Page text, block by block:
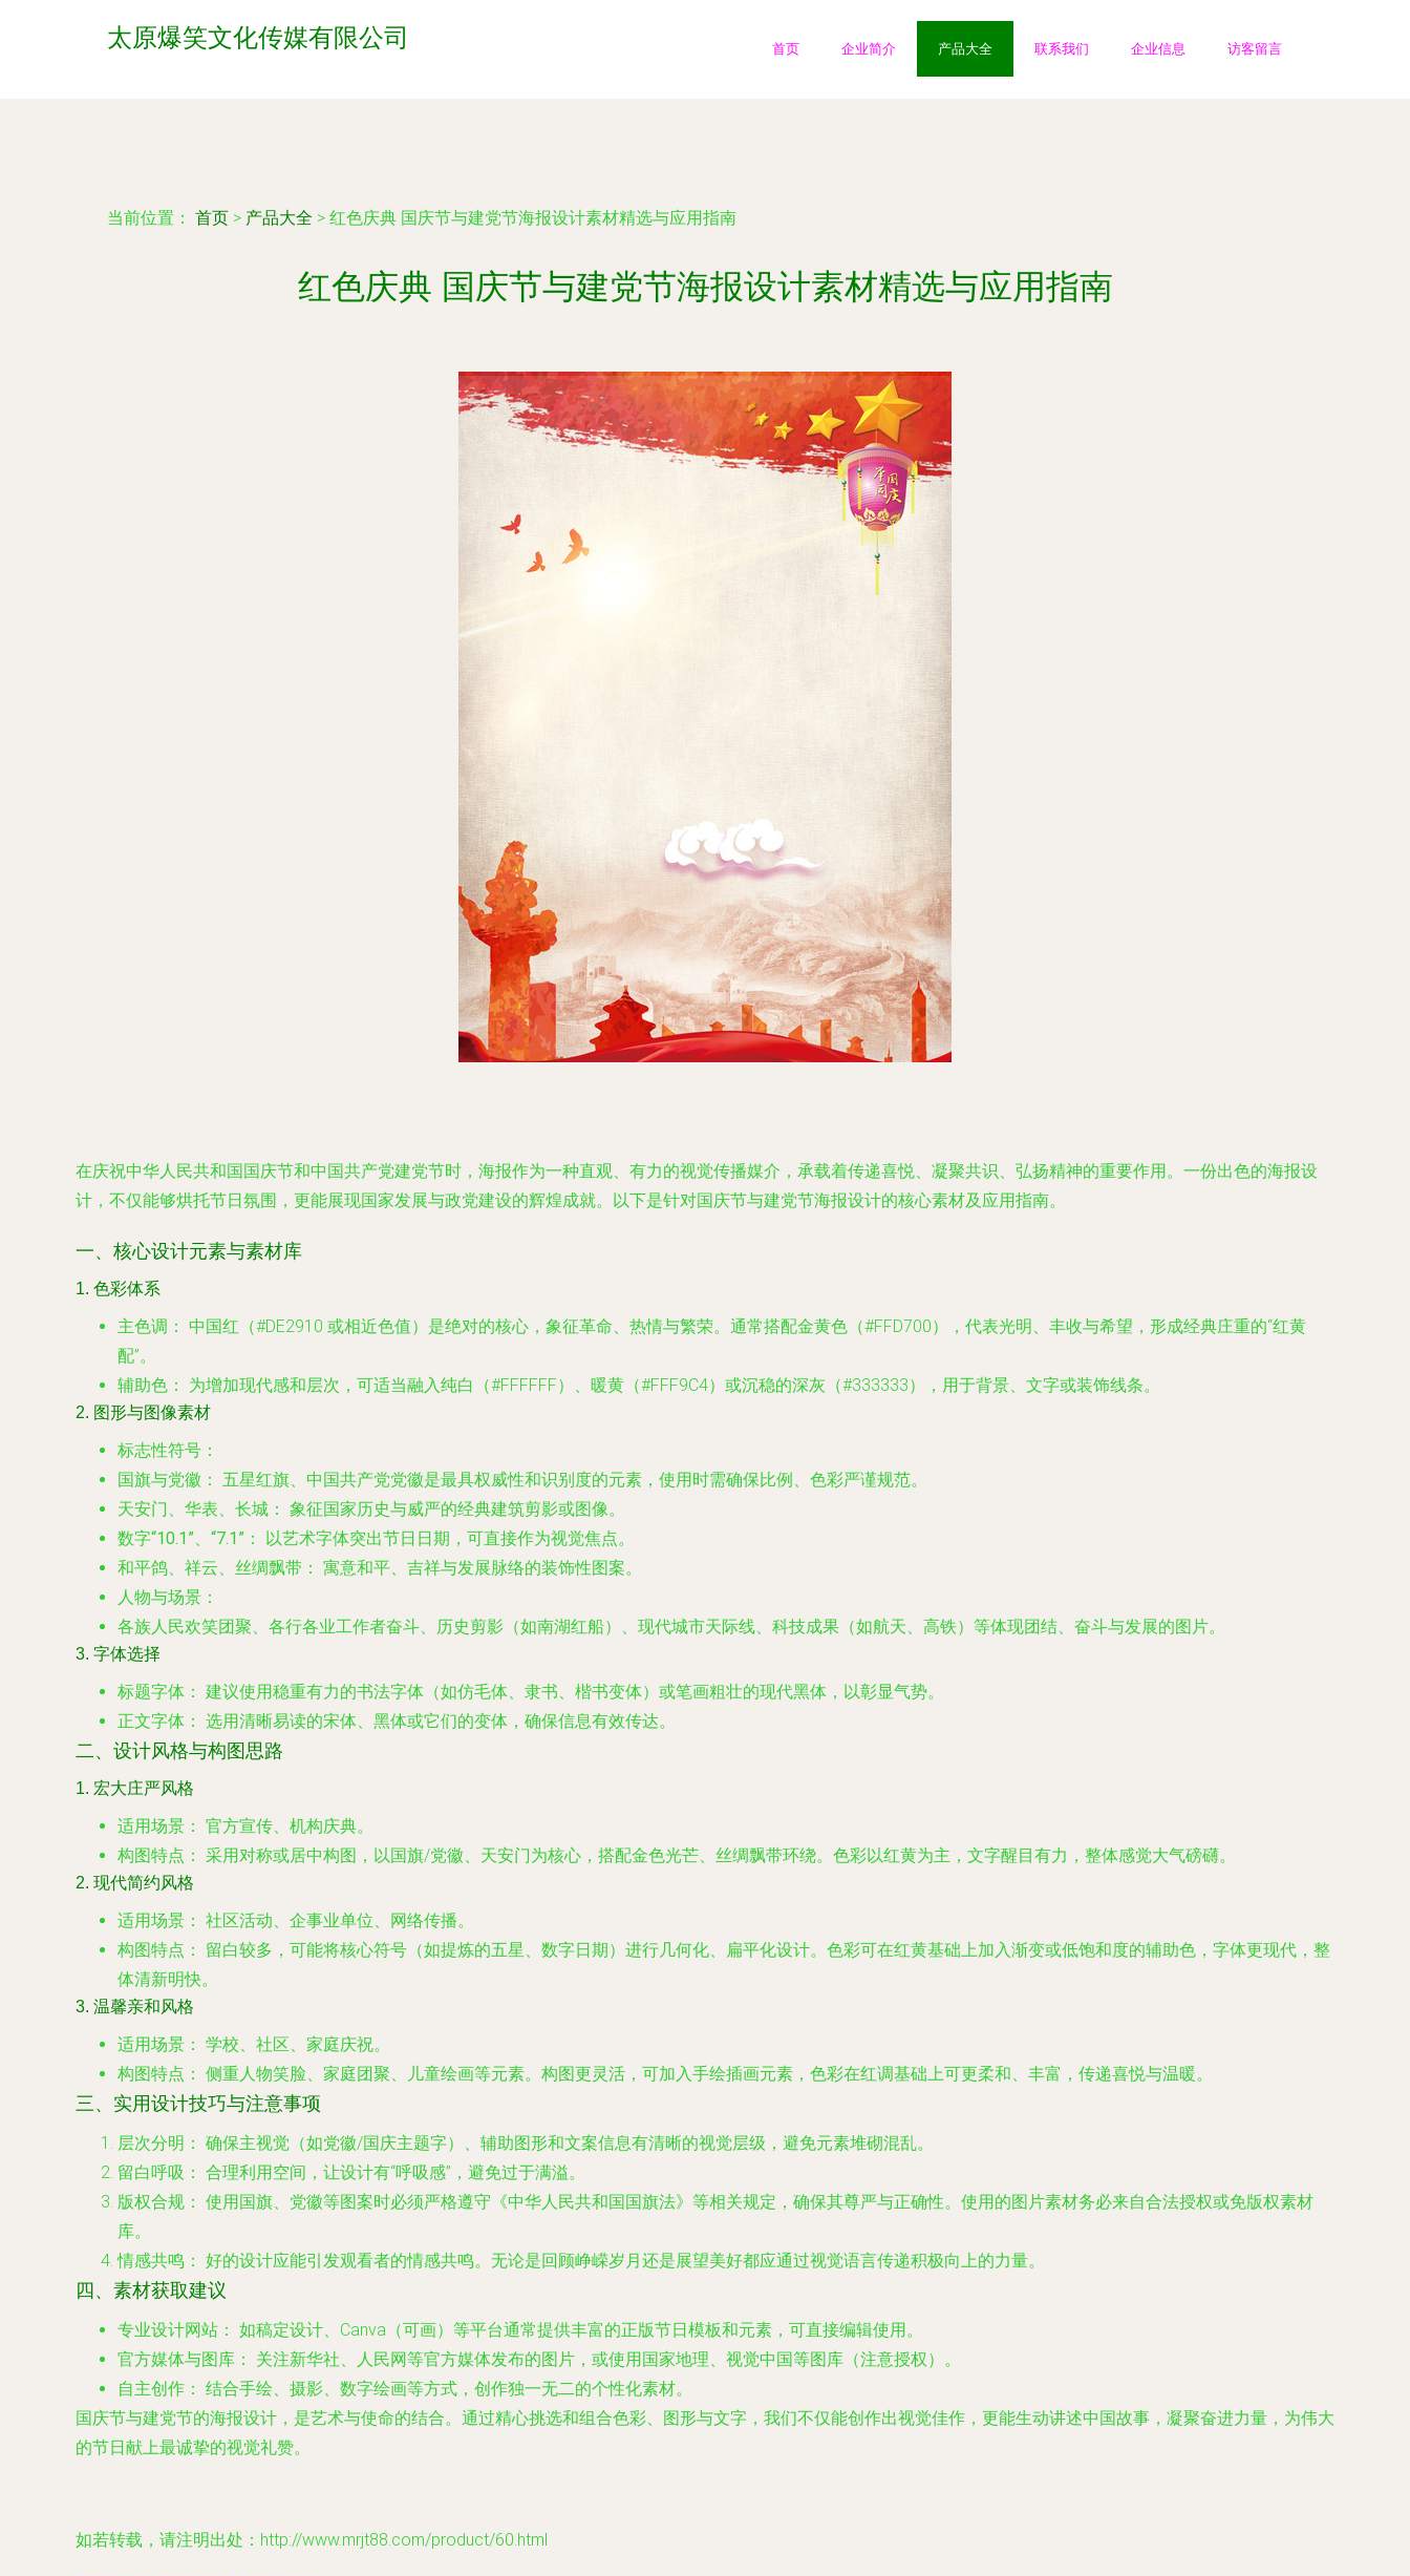
太原爆笑文化传媒有限公司 首页 企业简介 产品大全 联系我们 企业信息 访客留言
当前位置： 首页 > 产品大全 > 红色庆典 国庆节与建党节海报设计素材精选与应用指南
红色庆典 国庆节与建党节海报设计素材精选与应用指南
在庆祝中华人民共和国国庆节和中国共产党建党节时，海报作为一种直观、有力的视觉传播媒介，承载着传递喜悦、凝聚共识、弘扬精神的重要作用。一份出色的海报设
计，不仅能够烘托节日氛围，更能展现国家发展与政党建设的辉煌成就。以下是针对国庆节与建党节海报设计的核心素材及应用指南。
一、核心设计元素与素材库
1. 色彩体系
主色调：
中国红（#DE2910 或相近色值）是绝对的核心，象征革命、热情与繁荣。通常搭配金黄色（#FFD700），代表光明、丰收与希望，形成经典庄重的“红黄
配”。
辅助色：
为增加现代感和层次，可适当融入纯白（#FFFFFF）、暖黄（#FFF9C4）或沉稳的深灰（#333333），用于背景、文字或装饰线条。
2. 图形与图像素材
标志性符号：
国旗与党徽： 五星红旗、中国共产党党徽是最具权威性和识别度的元素，使用时需确保比例、色彩严谨规范。
天安门、华表、长城： 象征国家历史与威严的经典建筑剪影或图像。
数字“10.1”、“7.1”：
以艺术字体突出节日日期，可直接作为视觉焦点。
和平鸽、祥云、丝绸飘带： 寓意和平、吉祥与发展脉络的装饰性图案。
人物与场景：
各族人民欢笑团聚、各行各业工作者奋斗、历史剪影（如南湖红船）、现代城市天际线、科技成果（如航天、高铁）等体现团结、奋斗与发展的图片。
3. 字体选择
标题字体： 建议使用稳重有力的书法字体（如仿毛体、隶书、楷书变体）或笔画粗壮的现代黑体，以彰显气势。
正文字体： 选用清晰易读的宋体、黑体或它们的变体，确保信息有效传达。
二、设计风格与构图思路
1. 宏大庄严风格
适用场景： 官方宣传、机构庆典。
构图特点： 采用对称或居中构图，以国旗/党徽、天安门为核心，搭配金色光芒、丝绸飘带环绕。色彩以红黄为主，文字醒目有力，整体感觉大气磅礴。
2. 现代简约风格
适用场景： 社区活动、企事业单位、网络传播。
构图特点：
留白较多，可能将核心符号（如提炼的五星、数字日期）进行几何化、扁平化设计。色彩可在红黄基础上加入渐变或低饱和度的辅助色，字体更现代，整
体清新明快。
3. 温馨亲和风格
适用场景： 学校、社区、家庭庆祝。
构图特点： 侧重人物笑脸、家庭团聚、儿童绘画等元素。构图更灵活，可加入手绘插画元素，色彩在红调基础上可更柔和、丰富，传递喜悦与温暖。
三、实用设计技巧与注意事项
层次分明： 确保主视觉（如党徽/国庆主题字）、辅助图形和文案信息有清晰的视觉层级，避免元素堆砌混乱。
留白呼吸： 合理利用空间，让设计有“呼吸感”，避免过于满溢。
版权合规： 使用国旗、党徽等图案时必须严格遵守《中华人民共和国国旗法》等相关规定，确保其尊严与正确性。使用的图片素材务必来自合法授权或免版权素材
库。
情感共鸣： 好的设计应能引发观看者的情感共鸣。无论是回顾峥嵘岁月还是展望美好都应通过视觉语言传递积极向上的力量。
四、素材获取建议
专业设计网站： 如稿定设计、Canva（可画）等平台通常提供丰富的正版节日模板和元素，可直接编辑使用。
官方媒体与图库：
关注新华社、人民网等官方媒体发布的图片，或使用国家地理、视觉中国等图库（注意授权）。
自主创作： 结合手绘、摄影、数字绘画等方式，创作独一无二的个性化素材。
国庆节与建党节的海报设计，是艺术与使命的结合。通过精心挑选和组合色彩、图形与文字，我们不仅能创作出视觉佳作，更能生动讲述中国故事，凝聚奋进力量，为伟大
的节日献上最诚挚的视觉礼赞。
如若转载，请注明出处：http://www.mrjt88.com/product/60.html